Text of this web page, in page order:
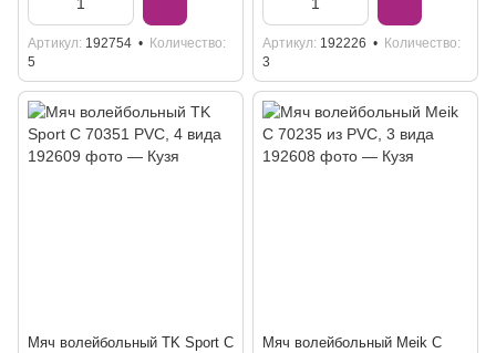
Артикул 192754
Количество
5
Артикул 192226
Количество
3
Мяч волейбольный TK Sport C
Мяч волейбольный Meik С